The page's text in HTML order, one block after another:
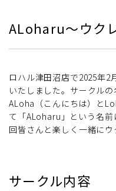
ALoharu～ウク
ロハル津田沼店で2025年2
いたしました。サークル
ALoha（こんにちは）と
て「ALoharu」という名
回皆さんと楽しく一緒に
サークル内容